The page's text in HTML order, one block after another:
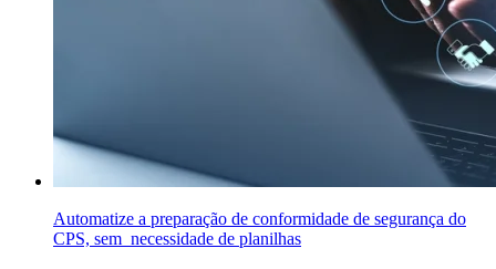
Automatize a preparação de conformidade de segurança do
CPS, sem necessidade de planilhas